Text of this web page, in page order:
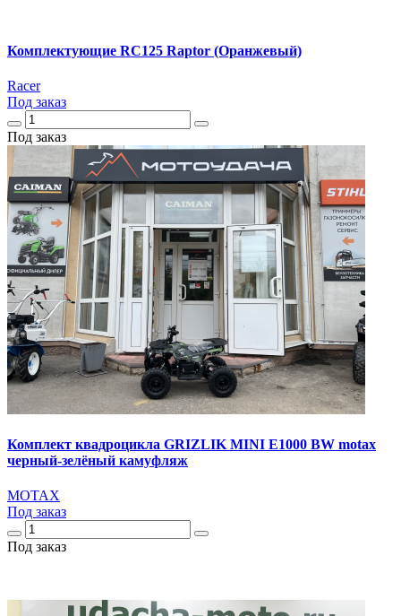
Комплектующие RC125 Raptor (Оранжевый)
Racer
Под заказ
Под заказ
Комплект квадроцикла GRIZLIK MINI E1000 BW motax
черный-зелёный камуфляж
MOTAX
Под заказ
Под заказ